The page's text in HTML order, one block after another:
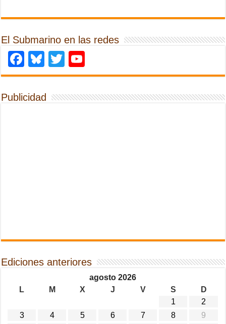
El Submarino en las redes
Facebook
Bluesky
Twitter
Publicidad
Ediciones anteriores
agosto 2026
L
M X J V S
D
1
2
3
4 5 6 7 8
9